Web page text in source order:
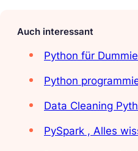
Auch interessant
Python für
Python
Data Cleaning
PySpark , Alles